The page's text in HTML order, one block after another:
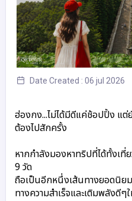
Date Created : 06 jul 2026
ฮ่องกง...ไม่ได้มีดีแค่ช้อปปิ้ง แ
ต้องไปสักครั้ง
หากกำลังมองหาทริปที่ได้ทั้งเที่
9 วัด
ถือเป็นอีกหนึ่งเส้นทางยอดนิยม
ทางความสำเร็จและเติมพลังดีๆ